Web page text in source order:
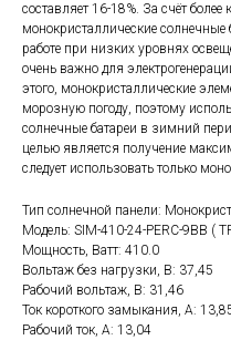
составляет 16-18%. За счёт более
монокристаллические
работе при низких уровнях
очень важно для
этого, монокристаллические
морозную погоду, поэтому
солнечные батареи в зимний
целью является получение
следует использовать только
Тип солнечной панели:
Модель: SIM-410-24-PERC-9BB (
Мощность, Ватт: 410.0
Вольтаж без нагрузки, В: 37,45
Рабочий вольтаж, В: 31,46
Ток короткого замыкания, А:
Рабочий ток, А: 13,04